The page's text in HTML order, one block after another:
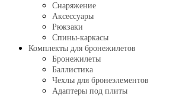
Снаряжение
Аксессуары
Рюкзаки
Спины-каркасы
Комплекты для бронежилетов
Бронежилеты
Баллистика
Чехлы для бронеэлементов
Адаптеры под плиты